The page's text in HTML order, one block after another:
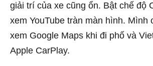
giải trí của xe cũng ổn. Bật chế độ
xem YouTube tràn màn hình. Mình
xem Google Maps khi đi phố và
Apple CarPlay.